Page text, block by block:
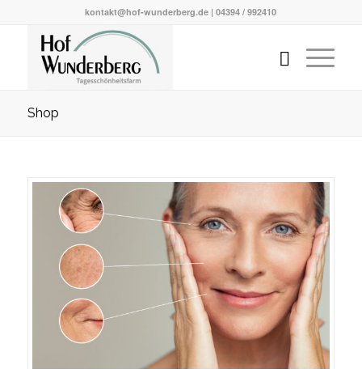
kontakt@hof-wunderberg.de | 04394 / 992410
Shop